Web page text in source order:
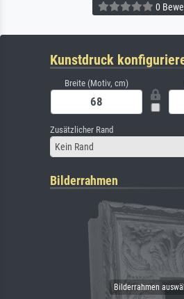
0
Kunstdruck
Breite (Motiv, cm)
Zusätzlicher Rand
Kein Rand
Bilderrahmen